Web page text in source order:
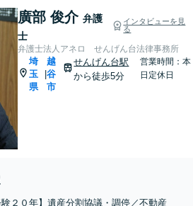
廣部 俊介 弁護
士
インタビューを見
る
弁護士法人アネロ せんげん台法律事務所
埼
玉
県
|
越
谷
市
せんげん台駅
から徒歩5分
営業時間：本
日定休日
験２０年】遺産分割協議・調停／不動産